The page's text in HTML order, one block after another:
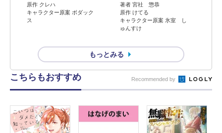
原作 クレハ
キャラクター原案 ボダック
ス
著者 宮社 惣恭
原作 けてる
キャラクター原案 氷室 し
ゅんすけ
もっとみる
こちらもおすすめ Recommended by